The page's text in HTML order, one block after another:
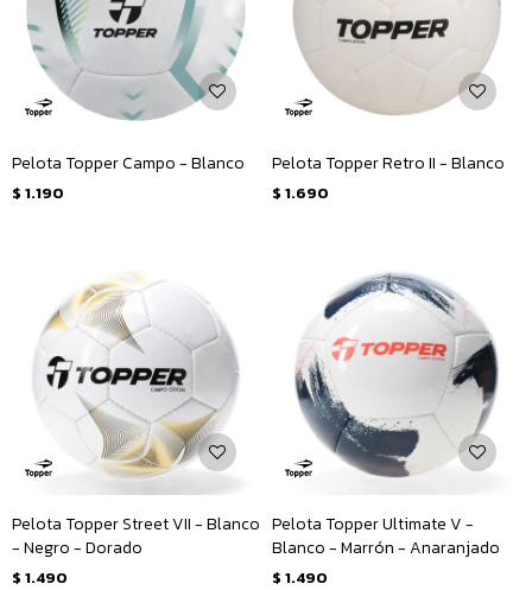
Pelota Topper Campo - Blanco
$ 1.190
Pelota Topper Retro II - Blanco
$ 1.690
Pelota Topper Street VII - Blanco
- Negro - Dorado
$ 1.490
Pelota Topper Ultimate V -
Blanco - Marrón - Anaranjado
$ 1.490